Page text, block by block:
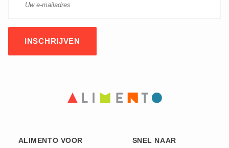
ALIMENTO VOOR SNEL NAAR